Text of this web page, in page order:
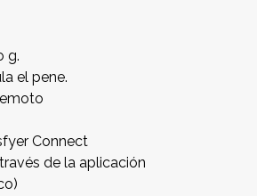
g.
el pene.
Connect
de la aplicación